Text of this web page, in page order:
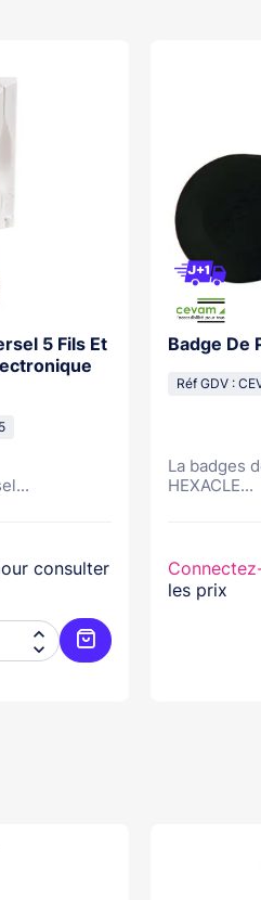
5 Fils Et
consulter


Ajouter au panier
Badge De
Réf GDV :
La badges
HEXACLE...
les prix